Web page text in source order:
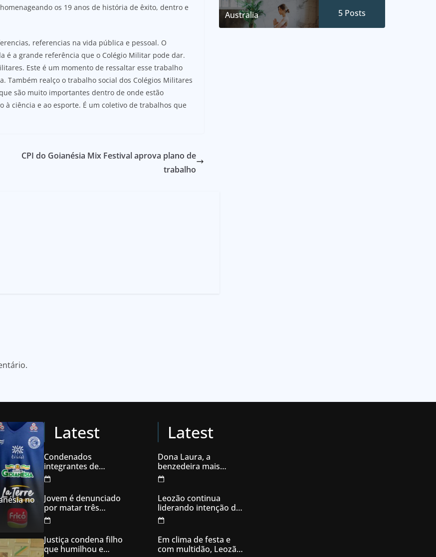
os 19 anos de história de êxito, dentro e
referencias na vida pública e pessoal. O
é a grande referência que o Colégio Militar pode dar.
Este é um momento de ressaltar esse trabalho
Também realço o trabalho social dos Colégios Militares
são muito importantes dentro de onde estão
à ciência e ao esporte. É um coletivo de trabalhos que
CPI do Goianésia Mix Festival aprova plano de
trabalho
Australia 5 Posts
no
Latest
Condenados
integrantes de
organização
criminosa acusados
de explodir caixas
eletrônicos
Jovem é denunciado
por matar três
filhotes de cachorro e
usar sangue para
ameaçar os donos,
em Aparecida de
Justiça condena filho
que humilhou e
Latest
Dona Laura, a
benzedeira mais
famosa de Goiás
Leozão continua
liderando intenção de
votos em Goianésia
Em clima de festa e
com multidão, Leozão